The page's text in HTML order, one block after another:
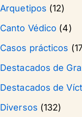
Arquetipos (12)
Canto Védico (4)
Casos prácticos
Destacados de
Destacados de
Diversos (132)